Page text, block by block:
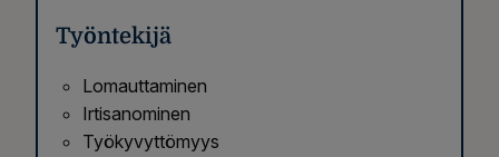
Työntekijä
Lomauttaminen
Irtisanominen
Työkyvyttömyys